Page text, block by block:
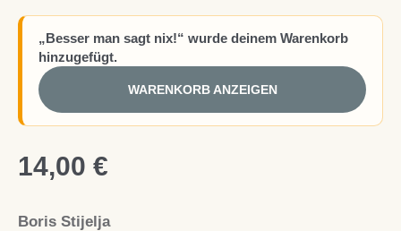
„Besser man sagt nix!“ wurde deinem Warenkorb
hinzugefügt.
WARENKORB ANZEIGEN
14,00 €
Boris Stijelja